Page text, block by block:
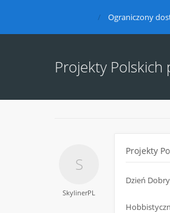
Ograniczony
Projekty
SkylinerPL
Projekty
Dzień